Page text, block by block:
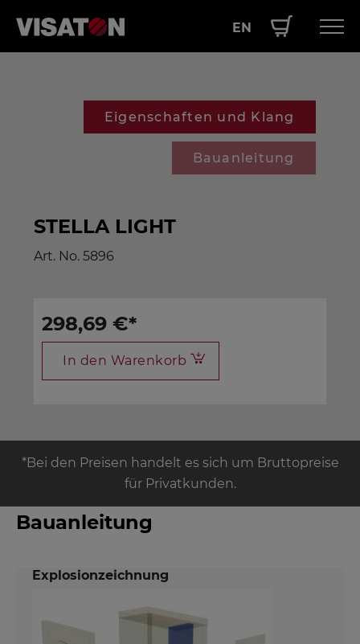
LEISTUNGEN
EN
Eigenschaften und Klang
Bauanleitung
STELLA LIGHT
Art. No. 5896
298,69 €*
In den Warenkorb
*Bei den Preisen handelt es sich um Bruttopreise
für Privatkunden.
Bauanleitung
Explosionzeichnung